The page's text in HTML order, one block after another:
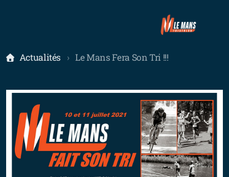
Actualités Le Mans Fera Son Tri !!!